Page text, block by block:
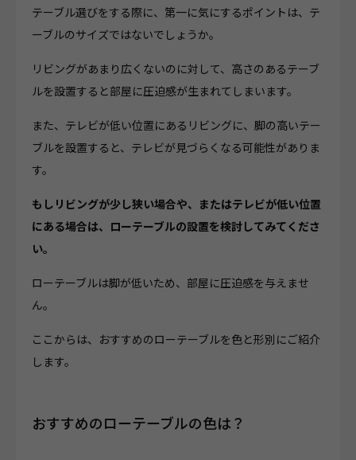
テーブル選びをする際に、第一に気にするポイントは、テ
ーブルのサイズではないでしょうか。
リビングがあまり広くないのに対して、高さのあるテーブ
ルを設置すると部屋に圧迫感が生まれてしまいます。
また、テレビが低い位置にあるリビングに、脚の高いテー
ブルを設置すると、テレビが見づらくなる可能性がありま
す。
もしリビングが少し狭い場合や、またはテレビが低い位置
にある場合は、ローテーブルの設置を検討してみてくださ
い。
ローテーブルは脚が低いため、部屋に圧迫感を与えませ
ん。
ここからは、おすすめのローテーブルを色と形別にご紹介
します。
おすすめのローテーブルの色は？